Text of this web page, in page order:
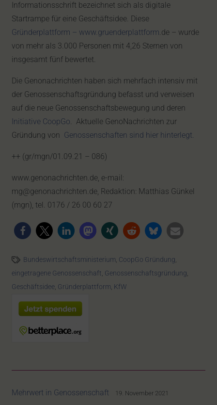
Informationsschrift bezeichnet sich als digitale
Startrampe für eine Geschäftsidee. Diese
Gründerplattform – www.gruenderplattform.de – wurde
von mehr als 3.000 Personen mit 4,26 Sternen von
insgesamt fünf bewertet.
Die Genonachrichten haben sich mehrfach intensiv mit
der Genossenschaftsgründung befasst und verweisen
auf die neue Genossenschaftsbewegung und deren
Initiative CoopGo. Aktuelle GenoNachrichten zur
Gründung von Genossenschaften sind hier hinterlegt.
++ (gr/mgn/01.09.21 – 086)
www.genonachrichten.de, e-mail:
mg@genonachrichten.de, Redaktion: Matthias Günkel
(mgn), tel. 0176 / 26 00 60 27
Bundeswirtschaftsministerium, CoopGo Gründung,
eingetragene Genossenschaft, Genossenschaftsgründung,
Geschäftsidee, Gründerplattform, KfW
Mehrwert in Genossenschaft 19. November 2021